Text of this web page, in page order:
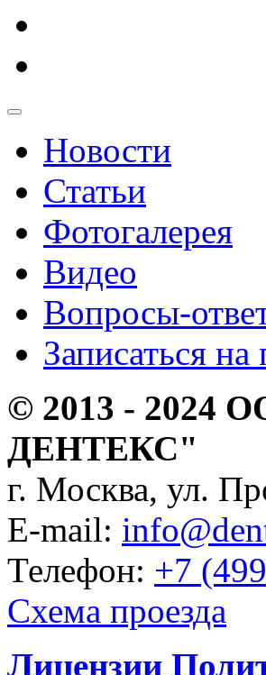
Новости
Статьи
Фотогалерея
Видео
Вопросы-
Записаться
© 2013 - 2024
ДЕНТЕКС"
г. Москва, ул.
E-mail:
Телефон: +7
Схема проезда
Лицензии